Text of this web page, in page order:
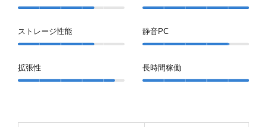
ストレージ性能
拡張性
静音PC
長時間稼働